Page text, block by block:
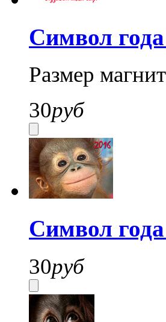
Символ
Размер
30руб
Символ
30руб